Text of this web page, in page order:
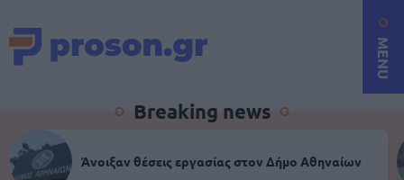
MENU
Breaking news
Άνοιξαν θέσεις εργασίας στον Δήμο Αθηναίων